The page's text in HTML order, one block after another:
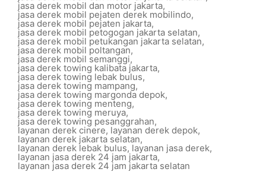
jasa derek mobil dan motor jakarta,
jasa derek mobil pejaten derek mobilindo,
jasa derek mobil pejaten jakarta,
jasa derek mobil petogogan jakarta selatan,
jasa derek mobil petukangan jakarta selatan,
jasa derek mobil poltangan,
jasa derek mobil semanggi,
jasa derek towing kalibata jakarta,
jasa derek towing lebak bulus,
jasa derek towing mampang,
jasa derek towing margonda depok,
jasa derek towing menteng,
jasa derek towing meruya,
jasa derek towing pesanggrahan,
layanan derek cinere, layanan derek depok,
layanan derek jakarta selatan,
layanan derek lebak bulus, layanan jasa derek,
layanan jasa derek 24 jam jakarta,
layanan jasa derek 24 jam jakarta selatan